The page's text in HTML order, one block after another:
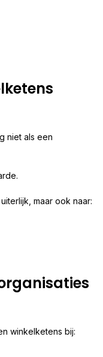
niet als een
maar ook naar:
winkelketens bij: